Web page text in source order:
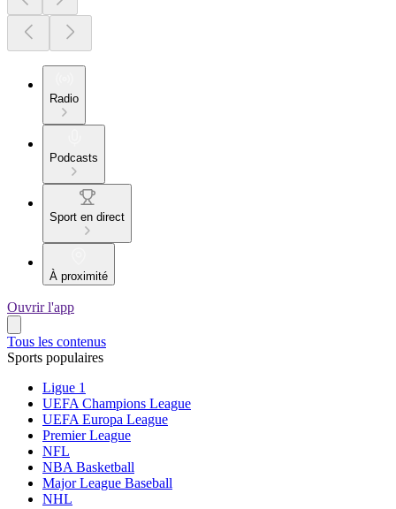
Radio
Podcasts
Sport en direct
À proximité
Ouvrir l'app
Tous les contenus
Sports populaires
Ligue 1
UEFA Champions League
UEFA Europa League
Premier League
NFL
NBA Basketball
Major League Baseball
NHL